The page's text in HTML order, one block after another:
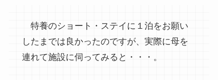
特養のショート・ステイに１泊をお願い
したまでは良かったのですが、実際に母を
連れて施設に伺ってみると・・・。